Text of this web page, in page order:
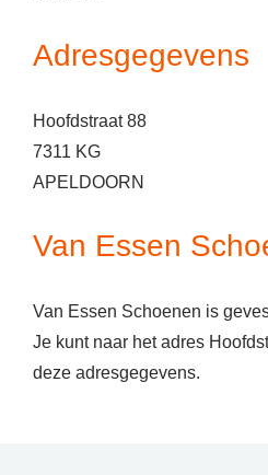
Adresgegevens
Hoofdstraat 88
7311 KG
APELDOORN
Van Essen
Van Essen Schoenen is
Je kunt naar het adres
deze adresgegevens.